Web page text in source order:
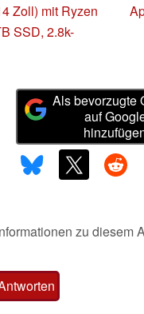
Zoll) mit Ryzen
SSD, 2.8k-
Als bevorzugte
auf
zu diesem